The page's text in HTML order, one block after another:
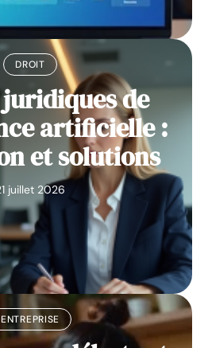
DROIT
de
artificielle :
et solutions
juillet 2026
ENTREPRISE